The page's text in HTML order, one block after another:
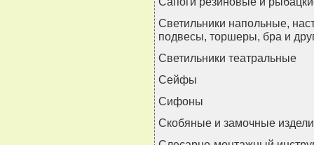
Светильники напольные,
подвесы, торшеры, бра и
Светильники театральные
Сейфы
Сифоны
Скобяные и замочные